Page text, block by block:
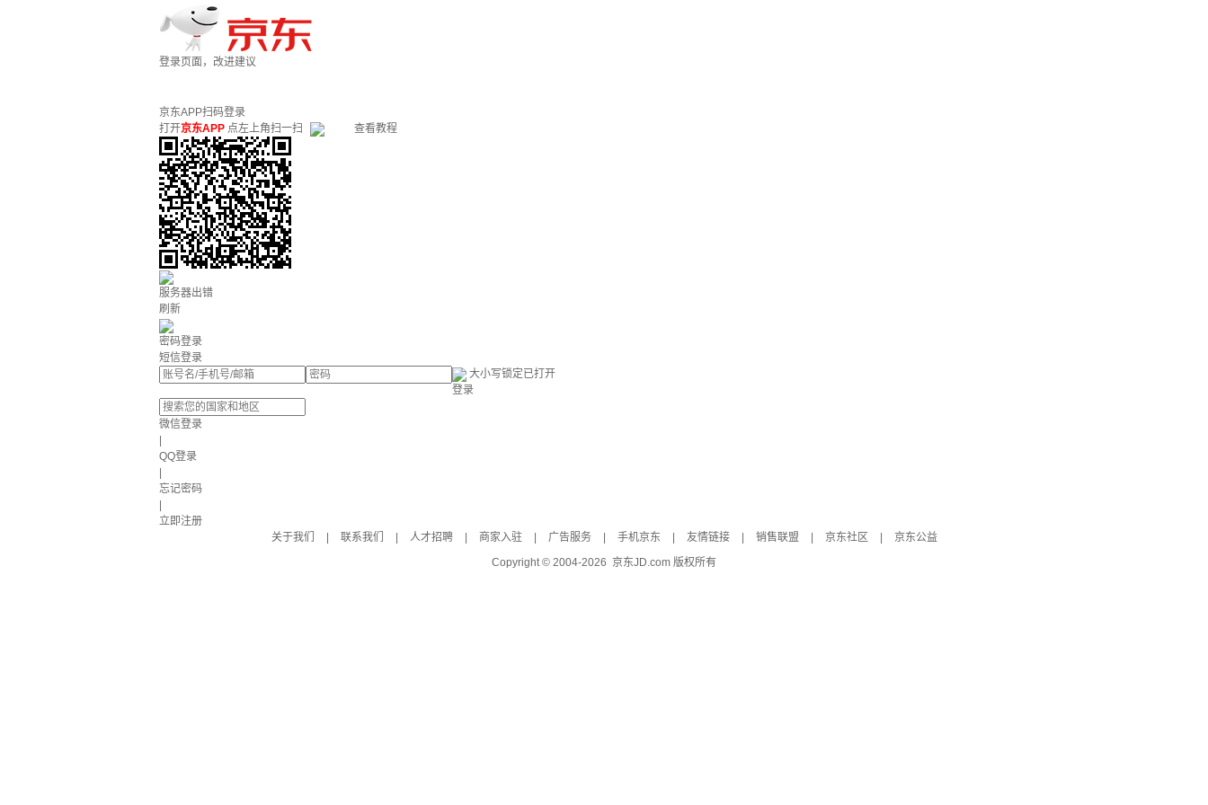
登录页面，改进建议
京东APP扫码登录
打开京东APP 点左上角扫一扫 查看教程
服务器出错
刷新
密码登录
短信登录
大小写锁定已打开
登录
微信登录
QQ登录
忘记密码
立即注册
关于我们
联系我们 人才招聘 商家入驻 广告服务 手机京东 友情链接 销售联盟 京东社区
京东公益
Copyright © 2004-2026 京东JD.com 版权所有